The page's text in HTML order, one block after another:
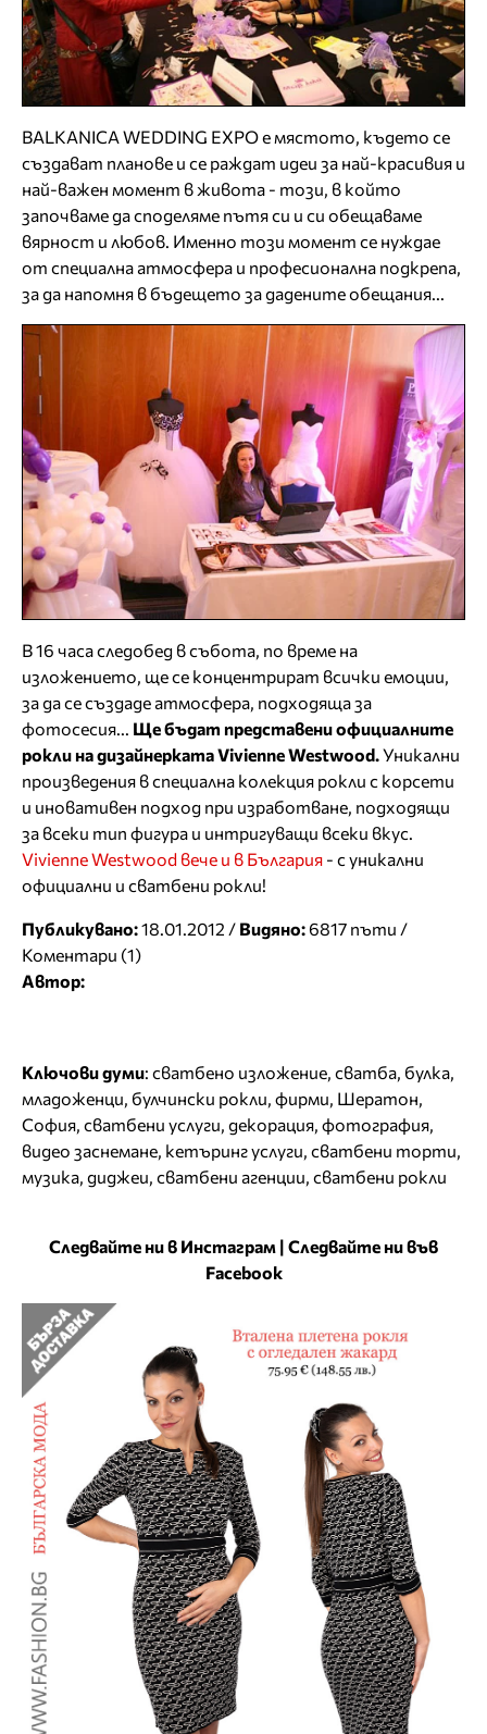
BALKANICA WEDDING EXPO е мястото, където се
създават планове и се раждат идеи за най-красивия и
най-важен момент в живота - този, в който
започваме да споделяме пътя си и си обещаваме
вярност и любов. Именно този момент се нуждае
от специална атмосфера и професионална подкрепа,
за да напомня в бъдещето за дадените обещания...
В 16 часа следобед в събота, по време на
изложението, ще се концентрират всички емоции,
за да се създаде атмосфера, подходяща за
фотосесия... Ще бъдат представени официалните
рокли на дизайнерката Vivienne Westwood.Уникални
произведения в специална колекция рокли с корсети
и иновативен подход при изработване, подходящи
за всеки тип фигура и интригуващи всеки вкус.
Vivienne Westwood вече и в България - с уникални
официални и сватбени рокли!
Публикувано:18.01.2012 / Видяно:6817 пъти /
Коментари (1)
Автор:
Ключови думи: сватбено изложение, сватба, булка,
младоженци, булчински рокли, фирми, Шератон,
София, сватбени услуги, декорация, фотография,
видео заснемане, кетъринг услуги, сватбени торти,
музика, диджеи, сватбени агенции, сватбени рокли
Следвайте ни в Инстаграм | Следвайте ни във
Facebook